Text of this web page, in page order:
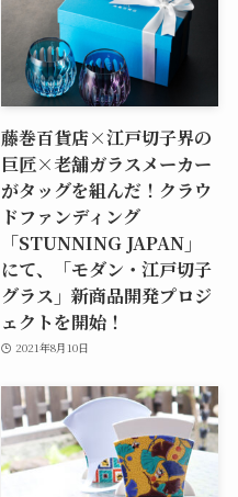
藤巻百貨店×江戸切子界の
巨匠×老舗ガラスメーカー
がタッグを組んだ！クラウ
ドファンディング
「STUNNING JAPAN」
にて、「モダン・江戸切子
グラス」新商品開発プロジ
ェクトを開始！
2021年8月10日